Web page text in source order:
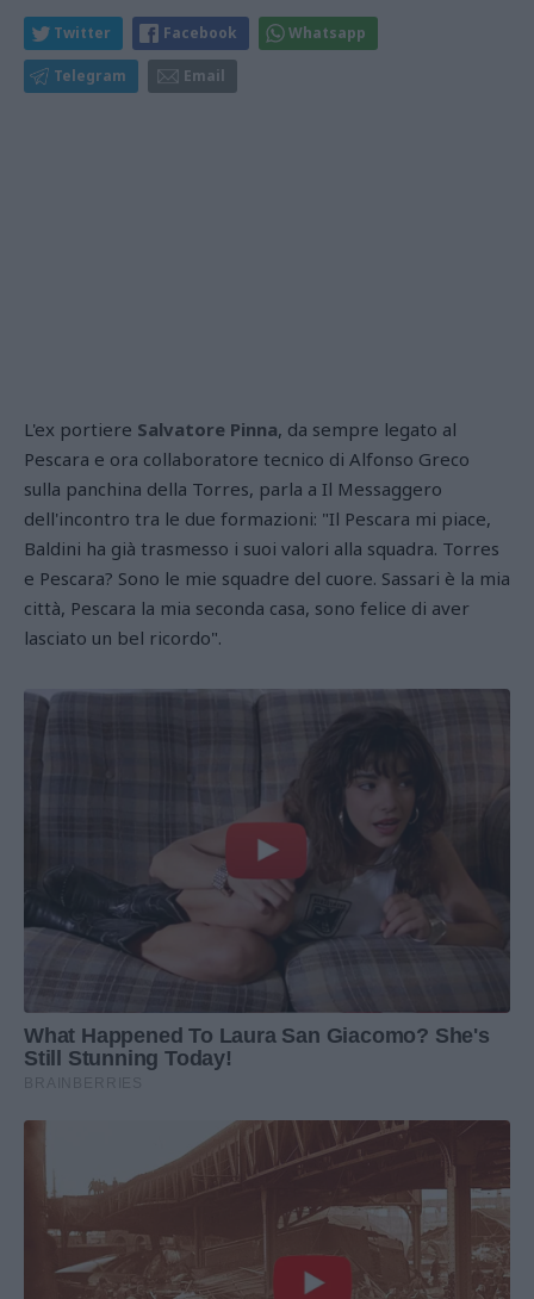
Twitter Facebook Whatsapp
Telegram Email
L'ex portiere Salvatore Pinna, da sempre legato al
Pescara e ora collaboratore tecnico di Alfonso Greco
sulla panchina della Torres, parla a Il Messaggero
dell'incontro tra le due formazioni: "Il Pescara mi piace,
Baldini ha già trasmesso i suoi valori alla squadra. Torres
e Pescara? Sono le mie squadre del cuore. Sassari è la mia
città, Pescara la mia seconda casa, sono felice di aver
lasciato un bel ricordo".